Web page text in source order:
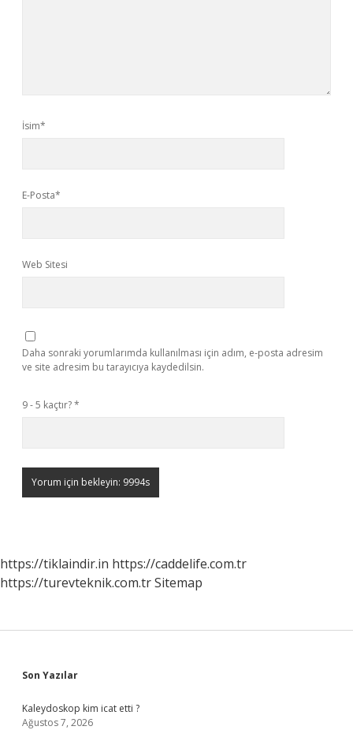
İsim*
E-Posta*
Web Sitesi
Daha sonraki yorumlarımda kullanılması için adım, e-posta adresim
ve site adresim bu tarayıcıya kaydedilsin.
9 - 5 kaçtır?*
https://tiklaindir.in https://caddelife.com.tr
https://turevteknik.com.trSitemap
Sidebar
Son Yazılar
Kaleydoskop kim icat etti ?
Ağustos 7, 2026